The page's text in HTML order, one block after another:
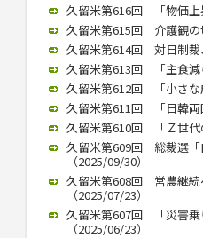
久留米第616回 「物価上
久留米第615回 介護観の
久留米第614回 対日制裁
久留米第613回 「主食減
久留米第612回 「小さ
久留米第611回 「日韓両
久留米第610回 「Ｚ世代
久留米第609回 総裁選「
（2025/09/30）
久留米第608回 営農継続
（2025/07/23）
久留米第607回 「災害乗
（2025/06/23）